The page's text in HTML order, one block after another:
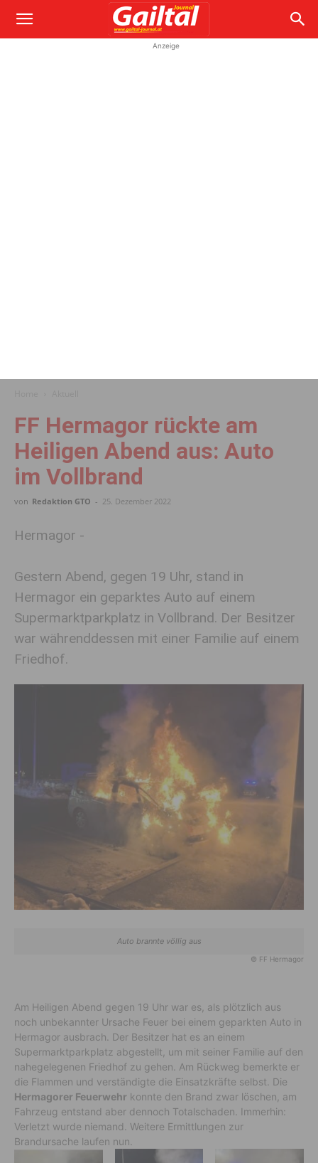
Anzeige
FF Hermagor rückte am
Heiligen Abend aus: Auto
im Vollbrand
von Redaktion GTO - 25. Dezember 2022
Hermagor -
Gestern Abend, gegen 19 Uhr, stand in
Hermagor ein geparktes Auto auf einem
Supermarktparkplatz in Vollbrand. Der Besitzer
war währenddessen mit einer Familie auf einem
Friedhof.
Auto brannte völlig aus
© FF Hermagor
Am Heiligen Abend gegen 19 Uhr war es, als plötzlich aus
noch unbekannter Ursache Feuer bei einem geparkten Auto in
Hermagor ausbrach. Der Besitzer hat es an einem
Supermarktparkplatz abgestellt, um mit seiner Familie auf den
nahegelegenen Friedhof zu gehen. Am Rückweg bemerkte er
die Flammen und verständigte die Einsatzkräfte selbst. Die
Hermagorer Feuerwehr konnte den Brand zwar löschen, am
Fahrzeug entstand aber dennoch Totalschaden. Immerhin:
Verletzt wurde niemand. Weitere Ermittlungen zur
Brandursache laufen nun.